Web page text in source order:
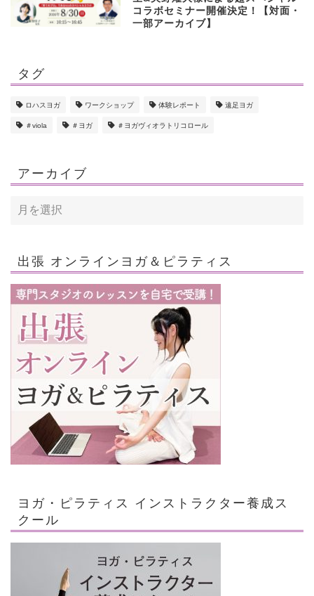
コラボセミナー開催決定！【対面・
一部アーカイブ】
タグ
ロハスヨガ ワークショップ 体験レポート 遠足ヨガ
＃viola ＃ヨガ ＃ヨガヴィオラトリコロール
アーカイブ
出張 オンラインヨガ＆ピラティス
ヨガ・ピラティス インストラクター養成ス
クール